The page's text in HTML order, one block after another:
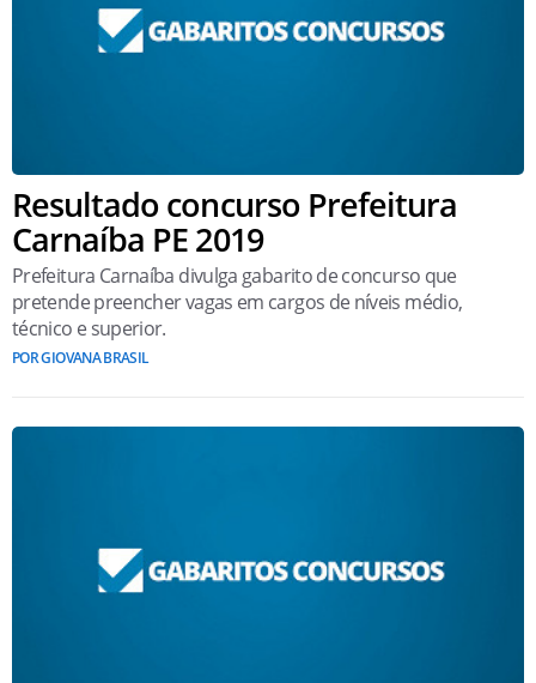
Resultado concurso Prefeitura
Carnaíba PE 2019
Prefeitura Carnaíba divulga gabarito de concurso que
pretende preencher vagas em cargos de níveis médio,
técnico e superior.
POR GIOVANA BRASIL